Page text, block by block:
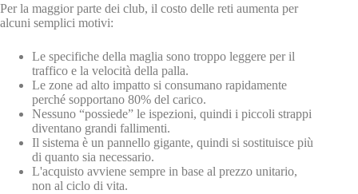
Per la maggior parte dei club, il costo delle reti aumenta per
alcuni semplici motivi:
Le specifiche della maglia sono troppo leggere per il
traffico e la velocità della palla.
Le zone ad alto impatto si consumano rapidamente
perché sopportano 80% del carico.
Nessuno “possiede” le ispezioni, quindi i piccoli strappi
diventano grandi fallimenti.
Il sistema è un pannello gigante, quindi si sostituisce più
di quanto sia necessario.
L'acquisto avviene sempre in base al prezzo unitario,
non al ciclo di vita.